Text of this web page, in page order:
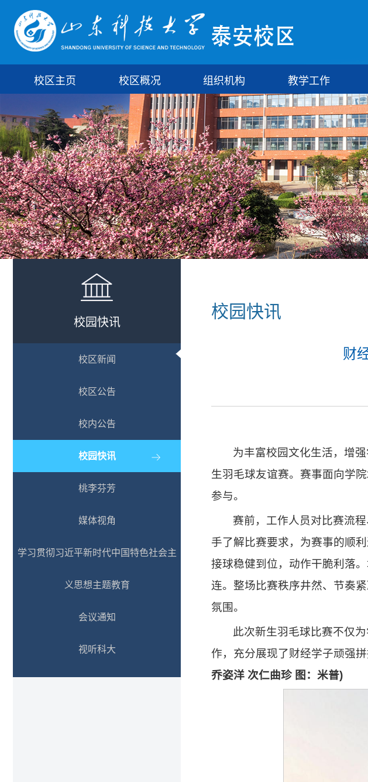
校区主页 校区概况 组织机构 教学工作
校园快讯
校区新闻
校区公告
校内公告
校园快讯
桃李芬芳
媒体视角
学习贯彻习近平新时代中国特色社会主
义思想主题教育
会议通知
视听科大
校园快讯
财
为丰富校园文化生活，增
生羽毛球友谊赛。赛事面向学
参与。
赛前，工作人员对比赛流
手了解比赛要求，为赛事的顺
接球稳健到位，动作干脆利落
连。整场比赛秩序井然、节奏
氛围。
此次新生羽毛球比赛不仅
作，充分展现了财经学子顽强
乔姿洋 次仁曲珍 图：米普)